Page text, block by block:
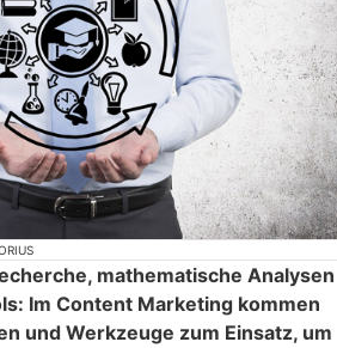
mathematische Analysen
Im Content Marketing kommen
und Werkzeuge zum Einsatz, um